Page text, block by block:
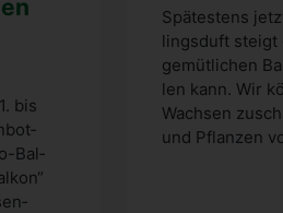
bis
Bal­­
Spä­tes­tens
lings­duft steigt
gemüt­li­chen
len kann. Wir
Wach­sen
und Pflan­zen